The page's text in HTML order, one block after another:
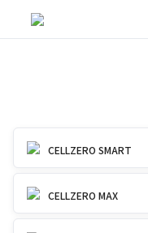
CELLZERO SMART
CELLZERO MAX